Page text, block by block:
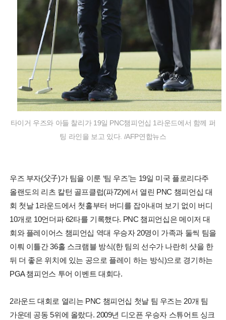
타이거 우즈와 아들 찰리가 19일 PNC챔피언십 1라운드에서 함께 퍼
팅 라인을 보고 있다. /AFP연합뉴스
우즈 부자(父子)가 팀을 이룬 ‘팀 우즈’는 19일 미국 플로리다주
올랜도의 리츠 칼턴 골프클럽(파72)에서 열린 PNC 챔피언십 대
회 첫날 1라운드에서 첫홀부터 버디를 잡아내며 보기 없이 버디
10개로 10언더파 62타를 기록했다. PNC 챔피언십은 메이저 대
회와 플레이어스 챔피언십 역대 우승자 20명이 가족과 둘씩 팀을
이뤄 이틀간 36홀 스크램블 방식(한 팀의 선수가 나란히 샷을 한
뒤 더 좋은 위치에 있는 공으로 플레이 하는 방식)으로 경기하는
PGA 챔피언스 투어 이벤트 대회다.
2라운드 대회로 열리는 PNC 챔피언십 첫날 팀 우즈는 20개 팀
가운데 공동 5위에 올랐다. 2009년 디오픈 우승자 스튜어트 싱크